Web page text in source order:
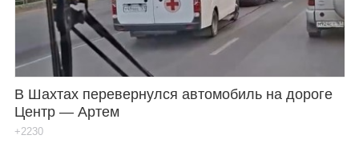
В Шахтах перевернулся автомобиль на дороге
Центр — Артем
+2230